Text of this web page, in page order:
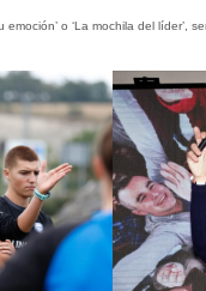
o ‘La mochila del líder’,